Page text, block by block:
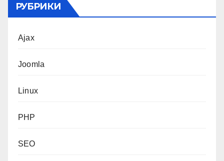
РУБРИКИ
Ajax
Joomla
Linux
PHP
SEO